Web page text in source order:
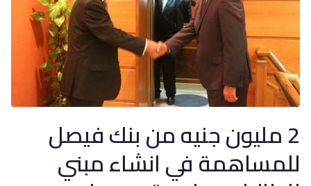
2 مليون جنيه من بنك فيصل
للمساهمة في انشاء مبني